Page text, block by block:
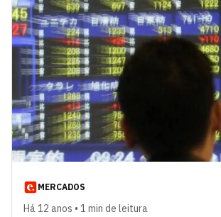
MERCADOS
Há 12 anos • 1 min de leitura